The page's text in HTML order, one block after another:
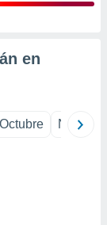
en
Octubre